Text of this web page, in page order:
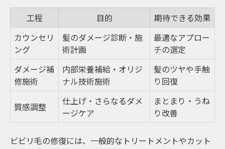
工程 目的
期待できる効果
カウンセリ
ング
髪のダメージ診断・施
術計画
最適なアプロー
チの選定
ダメージ補
修施術
内部栄養補給・オリジ
ナル技術施術
髪のツヤや手触
り回復
質感調整
仕上げ・さらなるダメ
ージケア
まとまり・うね
り改善
ビビリ毛の修復には、一般的なトリートメントやカット